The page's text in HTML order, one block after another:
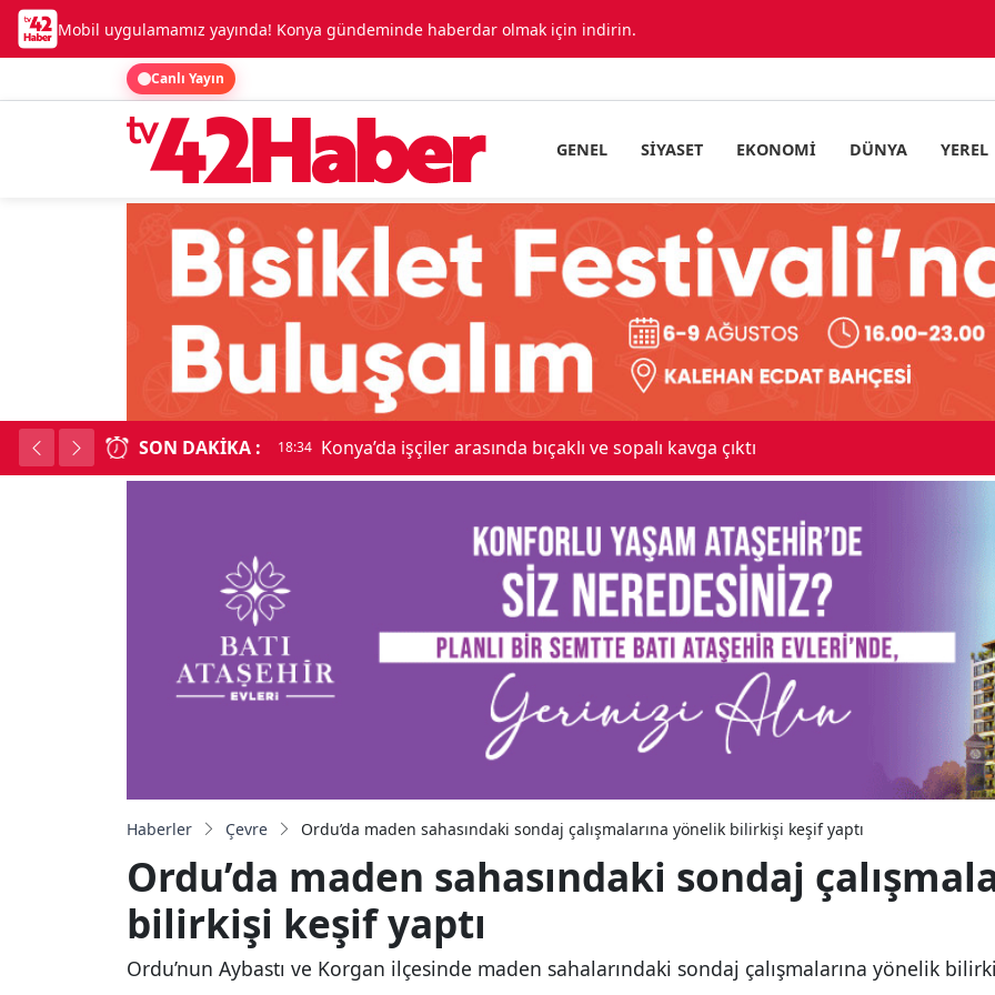
Mobil uygulamamız yayında! Konya gündeminde haberdar olmak için indirin.
Canlı Yayın
GENEL SIYASET EKONOMI DÜNYA YEREL
SON DAKIKA : 18:34 Lüks otomobille kar maskeli milyonluk soygun
Haberler Çevre Ordu’da maden sahasındaki sondaj çalışmalarına yönelik bilirkişi keşif yaptı
Ordu’da maden sahasındaki sondaj
bilirkişi keşif yaptı
Ordu’nun Aybastı ve Korgan ilçesinde maden sahalarındaki sondaj çalışmalarına yönelik